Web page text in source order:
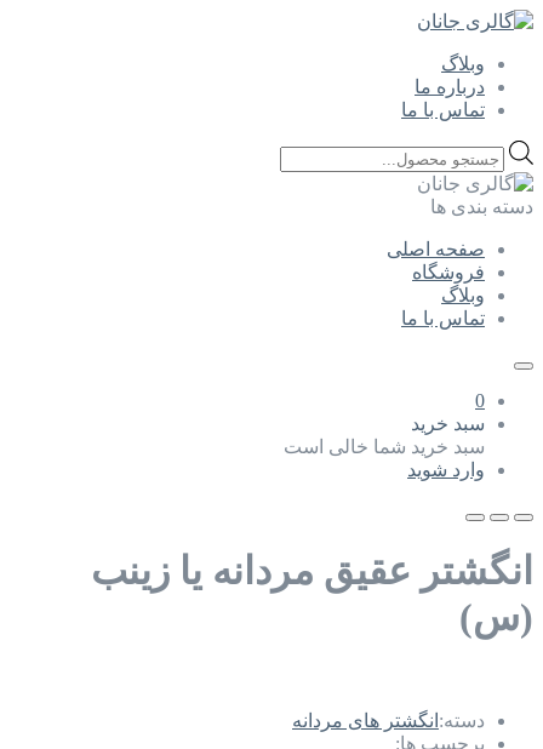
وبلاگ
درباره ما
تماس با ما
Products
search
دسته بندی ها
صفحه اصلی
فروشگاه
وبلاگ
تماس با ما
0
سبد خرید
سبد خرید شما خالی است
وارد شوید
انگشتر عقیق مردانه یا زینب
(س)
دسته: انگشتر های مردانه
برچسب ها: